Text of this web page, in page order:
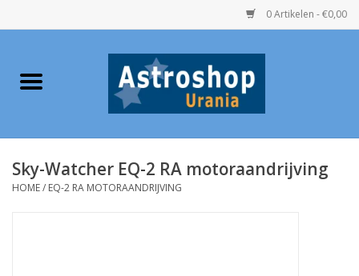
0 Artikelen - €0,00
Home
Telescopen
Sky-Watcher EQ-2 RA motoraandrijving
HOME/ EQ-2 RA MOTORAANDRIJVING